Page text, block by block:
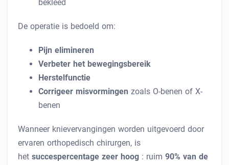
bekleed
De operatie is bedoeld om:
Pijn elimineren
Verbeter het bewegingsbereik
Herstelfunctie
Corrigeer misvormingen zoals O-benen of X-
benen
Wanneer knievervangingen worden uitgevoerd door
ervaren orthopedisch chirurgen, is
het succespercentage zeer hoog : ruim 90% van de